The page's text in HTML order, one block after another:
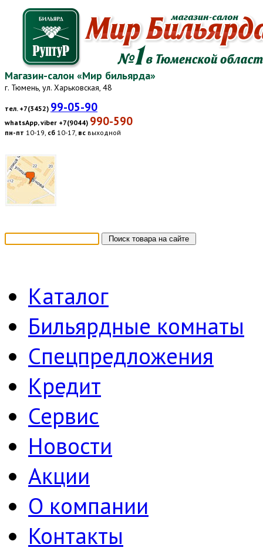
Магазин-салон «Мир бильярда»
г. Тюмень, ул. Харьковская, 48
тел. +7(3452) 99-05-90
whatsApp, viber +7(9044) 990-590
пн-пт 10-19, сб 10-17, вс выходной
Каталог
Бильярдные комнаты
Спецпредложения
Кредит
Сервис
Новости
Акции
О компании
Контакты